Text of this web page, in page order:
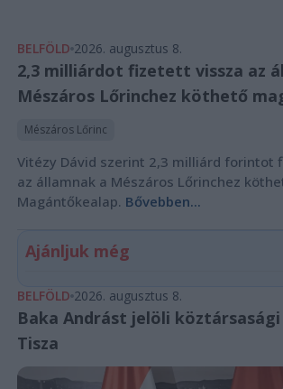
BELFÖLD 2026. augusztus 8.
2,3 milliárdot fizetett vissza az
Mészáros Lőrinchez köthető
Mészáros Lőrinc
Vitézy Dávid szerint 2,3 milliárd forintot
az államnak a Mészáros Lőrinchez
Magántőkealap. Bővebben...
Ajánljuk még
BELFÖLD 2026. augusztus 8.
Baka Andrást jelöli
Tisza